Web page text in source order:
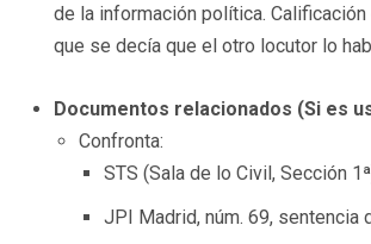
de la información política.
que se decía que el otro locutor lo
Documentos relacionados (Si es
Confronta:
STS (Sala de lo Civil, Sección
JPI Madrid, núm. 69, sentencia